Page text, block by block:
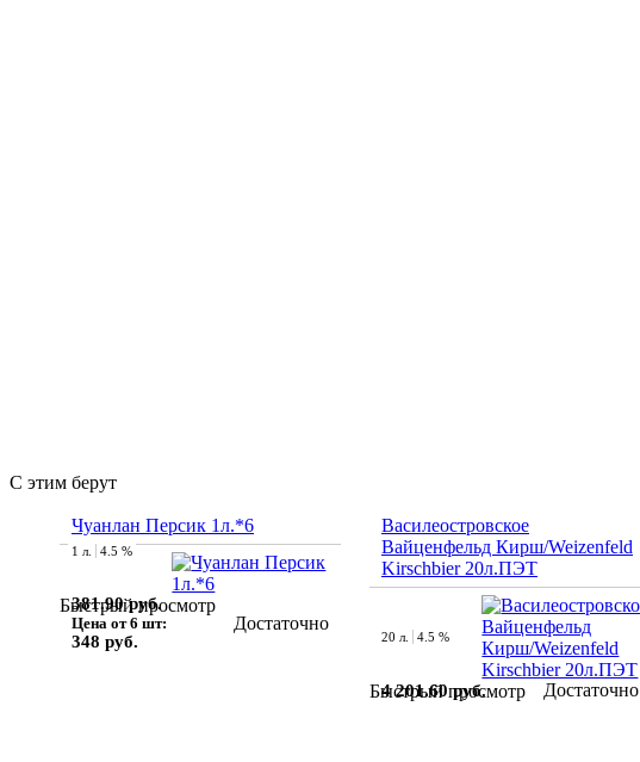
С этим берут
Чуанлан Персик 1л.*6
Быстрый просмотр
1 л. 4.5 %
381.90 руб.
Цена от 6 шт:
348 руб.
Достаточно
Василеостровское
Вайценфельд Кирш/Weizenfeld
Kirschbier 20л.ПЭТ
Быстрый просмотр
20 л. 4.5 %
4 201.60 руб. Достаточно